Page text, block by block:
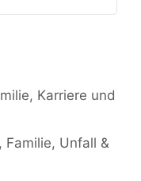
Karriere und
Familie, Unfall &